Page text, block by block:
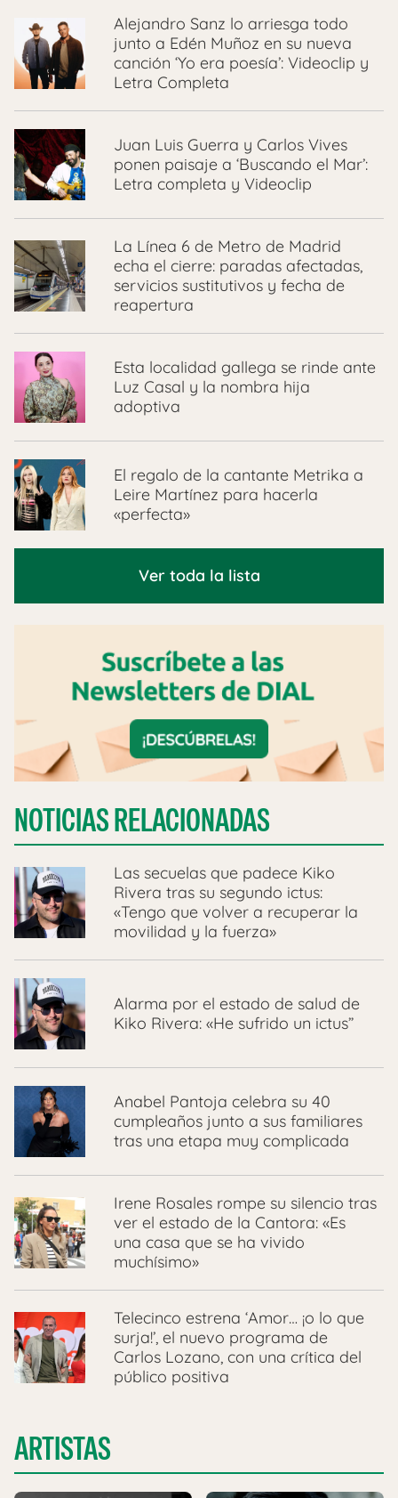
Alejandro Sanz lo arriesga todo
junto a Edén Muñoz en su nueva
canción ‘Yo era poesía’: Videoclip y
Letra Completa
Juan Luis Guerra y Carlos Vives
ponen paisaje a ‘Buscando el Mar’:
Letra completa y Videoclip
La Línea 6 de Metro de Madrid
echa el cierre: paradas afectadas,
servicios sustitutivos y fecha de
reapertura
Esta localidad gallega se rinde ante
Luz Casal y la nombra hija
adoptiva
El regalo de la cantante Metrika a
Leire Martínez para hacerla
«perfecta»
Ver toda la lista
NOTICIAS RELACIONADAS
Las secuelas que padece Kiko
Rivera tras su segundo ictus:
«Tengo que volver a recuperar la
movilidad y la fuerza»
Alarma por el estado de salud de
Kiko Rivera: «He sufrido un ictus”
Anabel Pantoja celebra su 40
cumpleaños junto a sus familiares
tras una etapa muy complicada
Irene Rosales rompe su silencio tras
ver el estado de la Cantora: «Es
una casa que se ha vivido
muchísimo»
Telecinco estrena ‘Amor… ¡o lo que
surja!’, el nuevo programa de
Carlos Lozano, con una crítica del
público positiva
ARTISTAS